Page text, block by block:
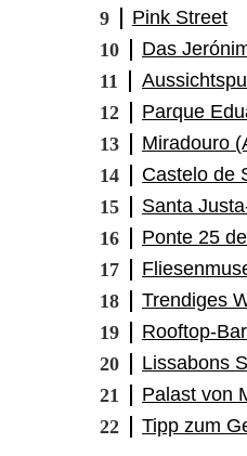
Pink Street
Das
Parque
Miradouro
Castelo de
Santa
Ponte 25
Trendiges
Rooftop-
Lissabons
Palast von
Tipp zum